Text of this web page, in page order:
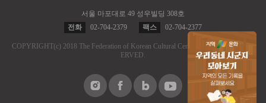
서울 마포대로 49 성우빌딩 308호
전화
02-704-2379 팩스 02-704-2377
COPYRIGHT(c) 2018 The Federation of Korean Cultural Centers.
ALL RIGHT RES
ERVED.